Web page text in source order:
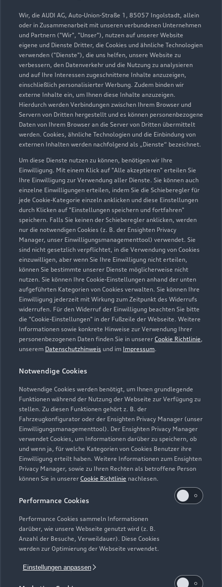
Wir, die AUDI AG, Auto-Union-Straße 1, 85057 Ingolstadt, allein
oder in Zusammenarbeit mit unseren verbundenen Unternehmen
und Partnern ("Wir", "Unser"), nutzen auf unserer Website
eigene und Dienste Dritter, die Cookies und ähnliche Technologien
verwenden ("Dienste"), die uns helfen, unsere Website zu
verbessern, den Datenverkehr und die Nutzung zu analysieren
und auf Ihre Interessen zugeschnittene Inhalte anzuzeigen,
einschließlich personalisierter Werbung. Zudem binden wir
externe Inhalte ein, um Ihnen diese Inhalte anzuzeigen.
Hierdurch werden Verbindungen zwischen Ihrem Browser und
Servern von Dritten hergestellt und es können personenbezogene
Daten von Ihrem Browser an die Server von Dritten übermittelt
werden. Cookies, ähnliche Technologien und die Einbindung von
externen Inhalten werden nachfolgend als „Dienste“ bezeichnet.
Um diese Dienste nutzen zu können, benötigen wir Ihre
Einwilligung. Mit einem Klick auf "Alle akzeptieren" erteilen Sie
Ihre Einwilligung zur Verwendung aller Dienste. Sie können auch
einzelne Einwilligungen erteilen, indem Sie die Schieberegler für
jede Cookie-Kategorie einzeln anklicken und diese Einstellungen
durch Klicken auf "Einstellungen speichern und fortfahren"
speichern. Falls Sie keinen der Schieberegler anklicken, werden
nur die notwendigen Cookies (z. B. der Ensighten Privacy
Manager, unser Einwilligungsmanagementtool) verwendet. Sie
sind nicht gesetzlich verpflichtet, in die Verwendung von Cookies
einzuwilligen, aber wenn Sie Ihre Einwilligung nicht erteilen,
können Sie bestimmte unserer Dienste möglicherweise nicht
nutzen. Sie können Ihre Cookie-Einstellungen anhand der unten
aufgeführten Kategorien von Cookies verwalten. Sie können Ihre
Einwilligung jederzeit mit Wirkung zum Zeitpunkt des Widerrufs
widerrufen. Für den Widerruf der Einwilligung beachten Sie bitte
die "Cookie-Einstellungen" in der Fußzeile der Webseite. Weitere
Informationen sowie konkrete Hinweise zur Verwendung Ihrer
personenbezogenen Daten finden Sie in unserer Cookie Richtlinie,
unserem Datenschutzhinweis und im Impressum.
Notwendige Cookies
Notwendige Cookies werden benötigt, um Ihnen grundlegende
Funktionen während der Nutzung der Webseite zur Verfügung zu
stellen. Zu diesen Funktionen gehört z. B. der
Fahrzeugkonfigurator oder der Ensighten Privacy Manager (unser
Einwilligungsmanagementtool). Der Ensighten Privacy Manager
verwendet Cookies, um Informationen darüber zu speichern, ob
und wenn ja, für welche Kategorien von Cookies Benutzer ihre
Einwilligung erteilt haben. Weitere Informationen zum Ensighten
Privacy Manager, sowie zu Ihren Rechten als betroffene Person
können Sie in unserer Cookie Richtlinie nachlesen.
Performance Cookies
Performance Cookies sammeln Informationen
darüber, wie unsere Webseite genutzt wird (z. B.
Anzahl der Besuche, Verweildauer). Diese Cookies
werden zur Optimierung der Webseite verwendet.
Einstellungen anpassen
Forster Straße 11
03172 Guben
03561 43770
info@autohaus-ruprecht.eu
Kontaktdaten herunterladen
Öffnungszeiten
Service
Geschlossen,öffnet amMontag 07:00
Geschlossen,öffnet am
Zurück nach oben
Modelle
Elektromodelle
Plug-in-Hybride
Neuwagensuche
Gebrauchtwagensuche
Service & Zubehör
Saisonale Angebote
Audi Services
Support
Über Audi